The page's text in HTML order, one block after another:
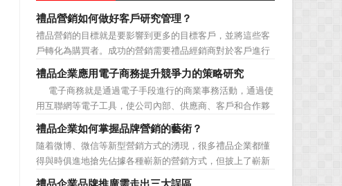
禮品營銷如何做好客戶研究管理？
禮品營銷的目標就是要影響到更多的目標客戶，並將這些客
戶轉化為購買者。成功的營銷需要禮品經銷商對於客戶進行
相應的分類，了解不同類型客戶的貢獻度，從而有的放矢的
制定相應的營銷對策，而這需要對於客戶研究方面更多地投
入，這不僅是銷售環節的事，也需要營銷管理策略的整體支
持。具體來說，有以下...
禮品企業應用電子商務提升競爭力的策略研究
電子商務就是通過電子手段進行的商業事務活動，通過使
用互聯網等電子工具，使公司內部、供應商、客戶和合作夥
伴之間，利用電子業務共享信息，實現企業間業務流程的電
子化，配合企業內部的電子化生產管理系統，提高企業的生
產、庫存、流通和資金等各個環節的效率。它具有結構性、
動態性、社...
禮品企業如何掌握品牌營銷的藝術？
隨着微博、微信等新型營銷方式的湧現，很多禮品企業都懂
得與時俱進地搶先佔據各種嶄新的營銷方式，但披上了嶄新
的營銷軀殼，卻沒有掌握營銷的靈魂。要知道，營銷真正的